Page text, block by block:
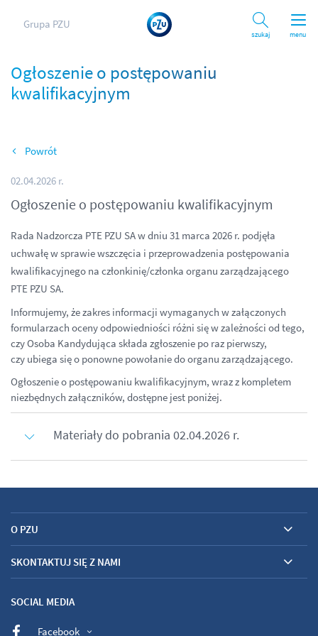
menu
Grupa PZU
Szukaj
Ogłoszenie o postępowaniu
kwalifikacyjnym
Wróć
02.04.2026 r.
Ogłoszenie o postępowaniu kwalifikacyjnym
Rada Nadzorcza PTE PZU SA w dniu 31 marca 2026 r. podjęła
uchwałę w sprawie wszczęcia i przeprowadzenia postępowania
kwalifikacyjnego na członkinię/członka organu zarządzającego
PTE PZU SA.
Informujemy, że zakres informacji wymaganych w załączonych
formularzach oceny odpowiedniości różni się w zależności od tego,
czy Osoba Kandydująca składa zgłoszenie po raz pierwszy,
czy ubiega się o ponowne powołanie do organu zarządzającego.
Ogłoszenie o postępowaniu kwalifikacyjnym, wraz z kompletem
niezbędnych załączników, dostępne jest poniżej.
Materiały do pobrania 02.04.2026 r.
O PZU
SKONTAKTUJ SIĘ Z NAMI
SOCIAL MEDIA
Facebook